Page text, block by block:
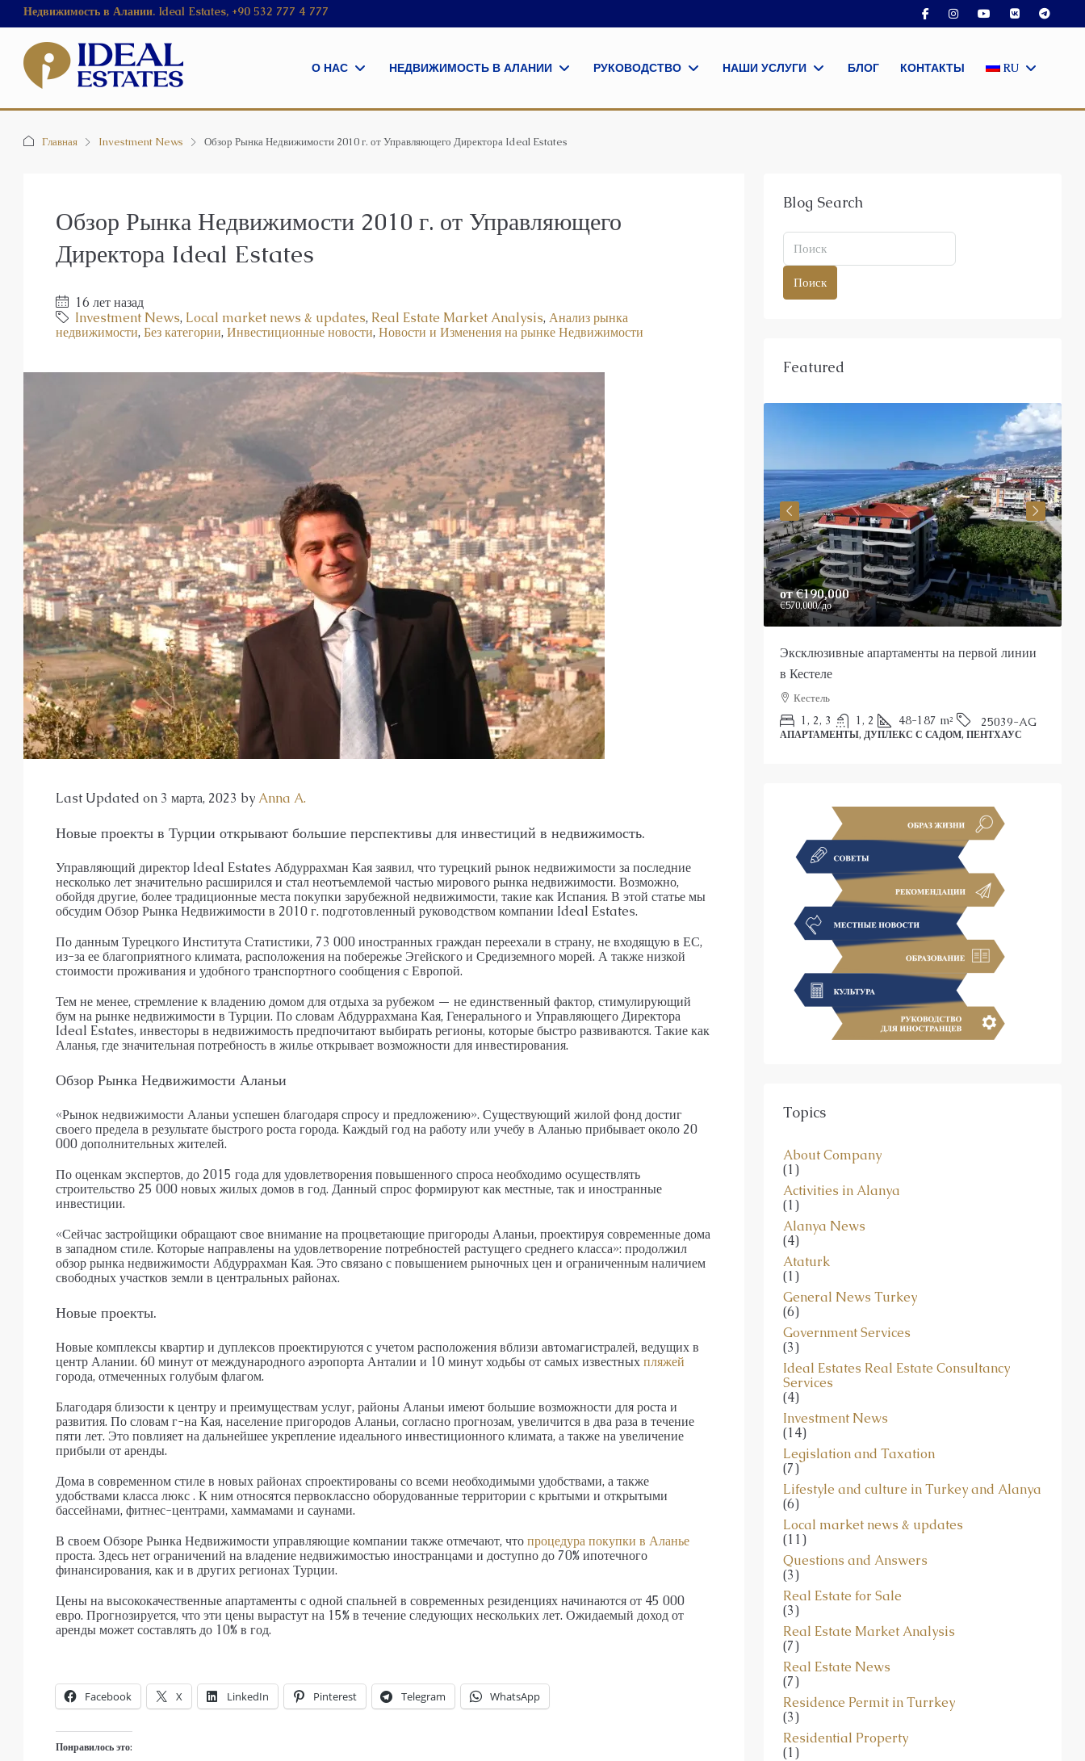
Недвижимость в Алании. Ideal Estates, +90 532 777 4 777
О НАС НЕДВИЖИМОСТЬ В АЛАНИИ РУКОВОДСТВО НАШИ УСЛУГИ БЛОГ КОНТАКТЫ RU
Главная Investment News Обзор Рынка Недвижимости 2010 г. от Управляющего Директора Ideal Estates
Обзор Рынка Недвижимости 2010 г. от Управляющего
Директора Ideal Estates
16 лет назад
Investment News, Local market news & updates, Real Estate Market Analysis, Анализ рынка
недвижимости, Без категории, Инвестиционные новости, Новости и Изменения на рынке Недвижимости
Last Updated on 3 марта, 2023 byAnna A.
Новые проекты в Турции открывают большие перспективы для инвестиций в недвижимость.
Управляющий директор Ideal Estates Абдуррахман Кая заявил, что турецкий рынок недвижимости за последние
несколько лет значительно расширился и стал неотъемлемой частью мирового рынка недвижимости. Возможно,
обойдя другие, более традиционные места покупки зарубежной недвижимости, такие как Испания. В этой статье мы
обсудим Обзор Рынка Недвижимости в 2010 г. подготовленный руководством компании Ideal Estates.
По данным Турецкого Института Статистики, 73 000 иностранных граждан переехали в страну, не входящую в ЕС,
из-за ее благоприятного климата, расположения на побережье Эгейского и Средиземного морей. А также низкой
стоимости проживания и удобного транспортного сообщения с Европой.
Тем не менее, стремление к владению домом для отдыха за рубежом — не единственный фактор, стимулирующий
бум на рынке недвижимости в Турции. По словам Абдуррахмана Кая, Генерального и Управляющего Директора
Ideal Estates, инвесторы в недвижимость предпочитают выбирать регионы, которые быстро развиваются. Такие как
Аланья, где значительная потребность в жилье открывает возможности для инвестирования.
Обзор Рынка Недвижимости Аланьи
«Рынок недвижимости Аланьи успешен благодаря спросу и предложению». Существующий жилой фонд достиг
своего предела в результате быстрого роста города. Каждый год на работу или учебу в Аланью прибывает около 20
000 дополнительных жителей.
По оценкам экспертов, до 2015 года для удовлетворения повышенного спроса необходимо осуществлять
строительство 25 000 новых жилых домов в год. Данный спрос формируют как местные, так и иностранные
инвестиции.
«Сейчас застройщики обращают свое внимание на процветающие пригороды Аланьи, проектируя современные дома
в западном стиле. Которые направлены на удовлетворение потребностей растущего среднего класса»: продолжил
обзор рынка недвижимости Абдуррахман Кая. Это связано с повышением рыночных цен и ограниченным наличием
свободных участков земли в центральных районах.
Новые проекты.
Новые комплексы квартир и дуплексов проектируются с учетом расположения вблизи автомагистралей, ведущих в
центр Алании. 60 минут от международного аэропорта Анталии и 10 минут ходьбы от самых известныхпляжей
города, отмеченных голубым флагом.
Благодаря близости к центру и преимуществам услуг, районы Аланьи имеют большие возможности для роста и
развития. По словам г-на Кая, население пригородов Аланьи, согласно прогнозам, увеличится в два раза в течение
пяти лет. Это повлияет на дальнейшее укрепление идеального инвестиционного климата, а также на увеличение
прибыли от аренды.
Дома в современном стиле в новых районах спроектированы со всеми необходимыми удобствами, а также
удобствами класса люкс . К ним относятся первоклассно оборудованные территории с крытыми и открытыми
бассейнами, фитнес-центрами, хаммамами и саунами.
В своем Обзоре Рынка Недвижимости управляющие компании также отмечают, чтопроцедура покупки в Аланье
проста. Здесь нет ограничений на владение недвижимостью иностранцами и доступно до 70% ипотечного
финансирования, как и в других регионах Турции.
Цены на высококачественные апартаменты с одной спальней в современных резиденциях начинаются от 45 000
евро. Прогнозируется, что эти цены вырастут на 15% в течение следующих нескольких лет. Ожидаемый доход от
аренды может составлять до 10% в год.
Facebook X LinkedIn Pinterest Telegram WhatsApp
Понравилось это:
Blog Search
Поиск
Featured
от€140,000
€435,000/до
Элитный жилой комплекс в Оба
Оба
1, 2, 3, 4 48-205 m²
23107-AG
АПАРТАМЕНТЫ, ДУПЛЕКС С САДОМ, ПЕНТХАУС
Price on Request
Роскошные апартаменты на продажу в Оба
Аланья
Оба
1, 2, 3, 4 1, 2, 3
26026-LI
АПАРТАМЕНТЫ, ДУПЛЕКС С САДОМ, ПЕНТХАУС
от€190,000
€570,000/до
Эксклюзивные апартаменты на первой линии
в Кестеле
Кестель
1, 2, 3 1, 2 48-187 m² 25039-AG
АПАРТАМЕНТЫ, ДУПЛЕКС С САДОМ, ПЕНТХАУС
Topics
About Company
(1)
Activities in Alanya
(1)
Alanya News
(4)
Ataturk
(1)
General News Turkey
(6)
Government Services
(3)
Ideal Estates Real Estate Consultancy
Services
(4)
Investment News
(14)
Legislation and Taxation
(7)
Lifestyle and culture in Turkey and Alanya
(6)
Local market news & updates
(11)
Questions and Answers
(3)
Real Estate for Sale
(3)
Real Estate Market Analysis
(7)
Real Estate News
(7)
Residence Permit in Turrkey
(3)
Residential Property
(1)